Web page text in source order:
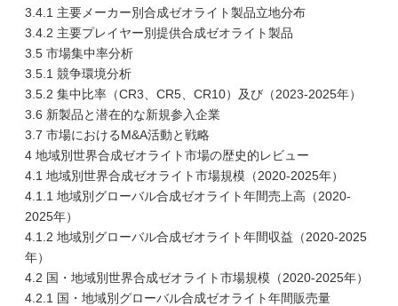
3.4.1 主要メーカー別合成ゼオライト製品立地分布
3.4.2 主要プレイヤー別提供合成ゼオライト製品
3.5 市場集中率分析
3.5.1 競争環境分析
3.5.2 集中比率（CR3、CR5、CR10）及び（2023-2025年）
3.6 新製品と潜在的な新規参入企業
3.7 市場におけるM&A活動と戦略
4 地域別世界合成ゼオライト市場の歴史的レビュー
4.1 地域別世界合成ゼオライト市場規模（2020-2025年）
4.1.1 地域別グローバル合成ゼオライト年間売上高（2020-
2025年）
4.1.2 地域別グローバル合成ゼオライト年間収益（2020-2025
年）
4.2 国・地域別世界合成ゼオライト市場規模（2020-2025年）
4.2.1 国・地域別グローバル合成ゼオライト年間販売量